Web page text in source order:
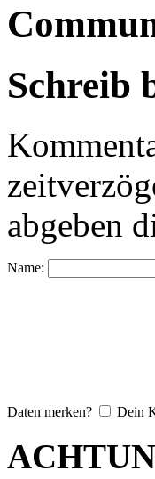
Schreib
abgeben
Name:
Daten merken? Dein